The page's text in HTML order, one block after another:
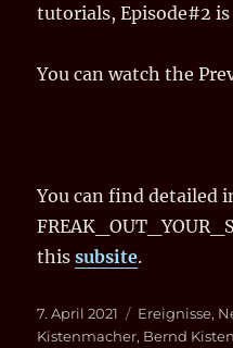
tutorials, Episode#2
You can watch the
You can find detailed
thissubsite.
Veröffentlicht
am
7. April 2021 Kategorien
Ereignisse,
Kistenmacher, Bernd